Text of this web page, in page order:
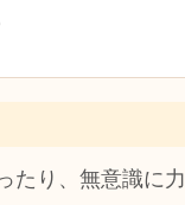
たり、無意識に力